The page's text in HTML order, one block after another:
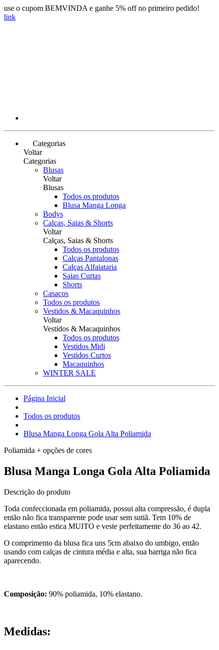
use o cupom BEMVINDA e ganhe 5% off no primeiro pedido!
link
Categorias
Voltar
Categorias
Blusas
Voltar
Blusas
Todos os produtos
Blusa Manga Longa
Bodys
Calças, Saias & Shorts
Voltar
Calças, Saias & Shorts
Todos os produtos
Calças Pantalonas
Calças Alfaiataria
Saias Curtas
Shorts
Casacos
Todos os produtos
Vestidos & Macaquinhos
Voltar
Vestidos & Macaquinhos
Todos os produtos
Vestidos Midi
Vestidos Curtos
Macaquinhos
WINTER SALE
Página Inicial
Todos os produtos
Blusa Manga Longa Gola Alta Poliamida
Poliamida + opções de cores
Blusa Manga Longa Gola Alta Poliamida
Descrição do produto
Toda confeccionada em poliamida, possui alta compressão, é dupla
então não fica transparente pode usar sem sutiã. Tem 10% de
elastano então estica MUITO e veste perfeitamente do 36 ao 42.
O comprimento da blusa fica uns 5cm abaixo do umbigo, então
usando com calças de cintura média e alta, sua barriga não fica
aparecendo.
Composição: 90% poliamida, 10% elastano.
Medidas: